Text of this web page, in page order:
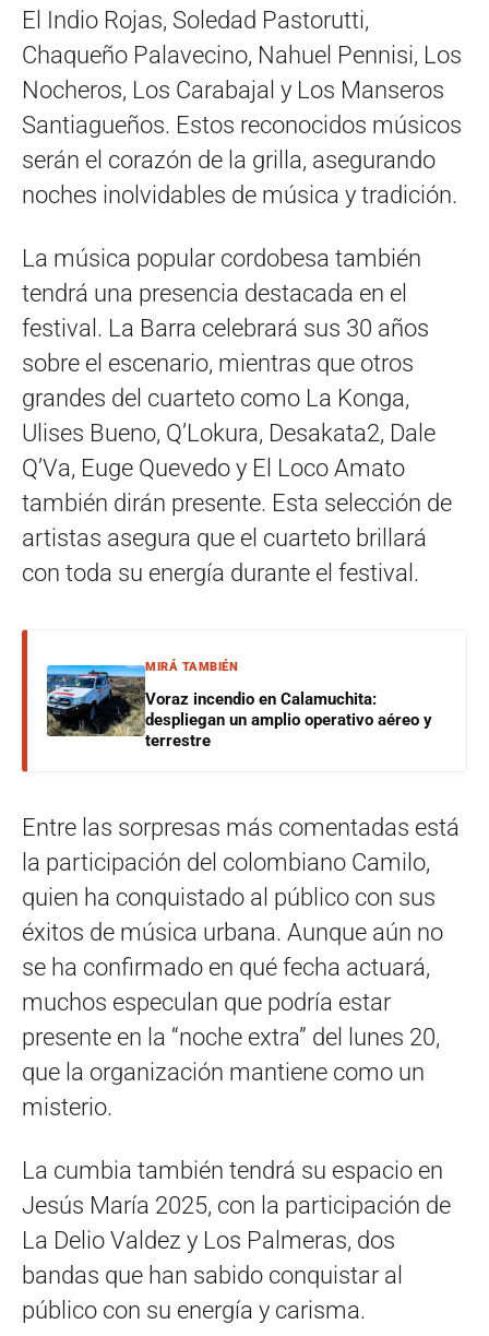
El Indio Rojas, Soledad Pastorutti,
Chaqueño Palavecino, Nahuel Pennisi, Los
Nocheros, Los Carabajal y Los Manseros
Santiagueños. Estos reconocidos músicos
serán el corazón de la grilla, asegurando
noches inolvidables de música y tradición.
La música popular cordobesa también
tendrá una presencia destacada en el
festival. La Barra celebrará sus 30 años
sobre el escenario, mientras que otros
grandes del cuarteto como La Konga,
Ulises Bueno, Q’Lokura, Desakata2, Dale
Q’Va, Euge Quevedo y El Loco Amato
también dirán presente. Esta selección de
artistas asegura que el cuarteto brillará
con toda su energía durante el festival.
MIRÁ TAMBIÉN
Voraz incendio en Calamuchita:
despliegan un amplio operativo aéreo y
terrestre
Entre las sorpresas más comentadas está
la participación del colombiano Camilo,
quien ha conquistado al público con sus
éxitos de música urbana. Aunque aún no
se ha confirmado en qué fecha actuará,
muchos especulan que podría estar
presente en la “noche extra” del lunes 20,
que la organización mantiene como un
misterio.
La cumbia también tendrá su espacio en
Jesús María 2025, con la participación de
La Delio Valdez y Los Palmeras, dos
bandas que han sabido conquistar al
público con su energía y carisma.